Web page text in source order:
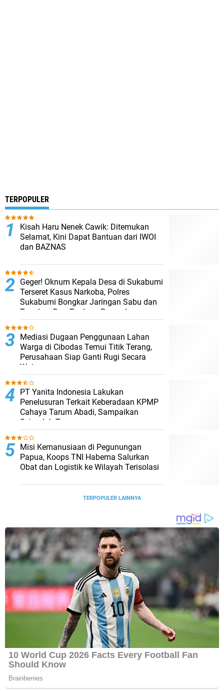
TERPOPULER
Kisah Haru Nenek Cawik: Ditemukan
Selamat, Kini Dapat Bantuan dari IWOI
dan BAZNAS
Geger! Oknum Kepala Desa di Sukabumi
Terseret Kasus Narkoba, Polres
Sukabumi Bongkar Jaringan Sabu dan
Tangkap Dua Terduga Pengedar
Mediasi Dugaan Penggunaan Lahan
Warga di Cibodas Temui Titik Terang,
Perusahaan Siap Ganti Rugi Secara
Wajar
PT Yanita Indonesia Lakukan
Penelusuran Terkait Keberadaan KPMP
Cahaya Tarum Abadi, Sampaikan
Sejumlah Temuan
Misi Kemanusiaan di Pegunungan
Papua, Koops TNI Habema Salurkan
Obat dan Logistik ke Wilayah Terisolasi
TERPOPULER LAINNYA